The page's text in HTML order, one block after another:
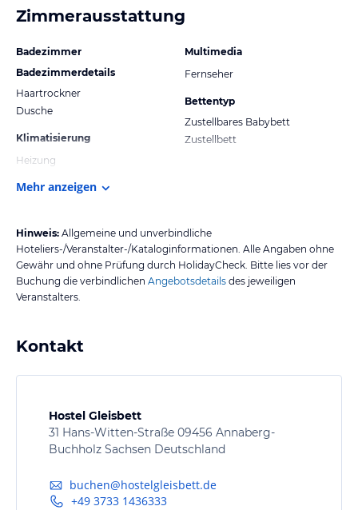
Zimmerausstattung
Badezimmer
Badezimmerdetails
Haartrockner
Dusche
Klimatisierung
Heizung
Multimedia
Fernseher
Bettentyp
Zustellbares Babybett
Zustellbett
Mehr anzeigen
Hinweis: Allgemeine und unverbindliche
Hoteliers-/Veranstalter-/Kataloginformationen. Alle Angaben ohne
Gewähr und ohne Prüfung durch HolidayCheck. Bitte lies vor der
Buchung die verbindlichen Angebotsdetails des jeweiligen
Veranstalters.
Kontakt
Hostel Gleisbett
31 Hans-Witten-Straße 09456 Annaberg-
Buchholz Sachsen Deutschland
buchen@hostelgleisbett.de
+49 3733 1436333